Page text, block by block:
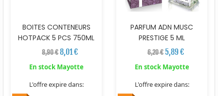
BOITES CONTENEURS
HOTPACK 5 PCS 750ML
8,90 €8,01 €
En stock Mayotte
L'offre expire dans:
PARFUM ADN MUSC
PRESTIGE 5 ML
6,20 € 5,89 €
En stock Mayotte
L'offre expire dans: